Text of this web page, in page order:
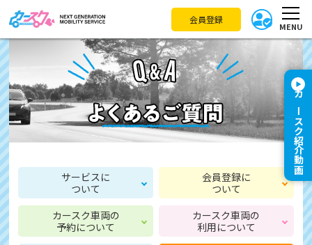
会員登録
MENU
サービスに
ついて
会員登録に
ついて
カースク車両の
予約について
カースク車両の
利用について
カースク紹介動画